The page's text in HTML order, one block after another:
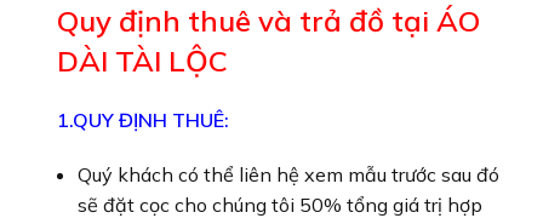
Quy định thuê và trả đồ tại ÁO
DÀI TÀI LỘC
1.QUY ĐỊNH THUÊ:
Quý khách có thể liên hệ xem mẫu trước sau đó
sẽ đặt cọc cho chúng tôi 50% tổng giá trị hợp